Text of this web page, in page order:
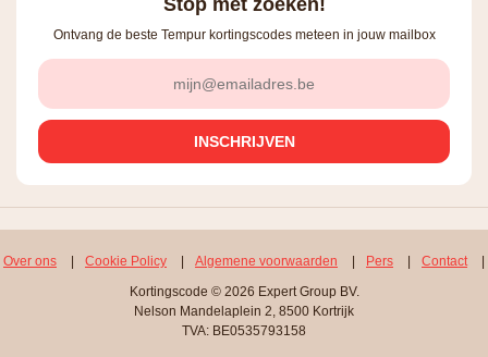
Stop met zoeken!
Ontvang de beste Tempur kortingscodes meteen in jouw mailbox
Over ons Cookie Policy Algemene voorwaarden Pers Contact
Kortingscode © 2026 Expert Group BV.
Nelson Mandelaplein 2, 8500 Kortrijk
TVA: BE0535793158